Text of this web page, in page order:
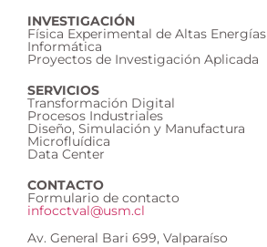
INVESTIGACIÓN
Física Experimental de Altas Energías
Informática
Proyectos de Investigación Aplicada
SERVICIOS
Transformación Digital
Procesos Industriales
Diseño, Simulación y Manufactura
Microfluídica
Data Center
CONTACTO
Formulario de contacto
infocctval@usm.cl
Av. General Bari 699, Valparaíso